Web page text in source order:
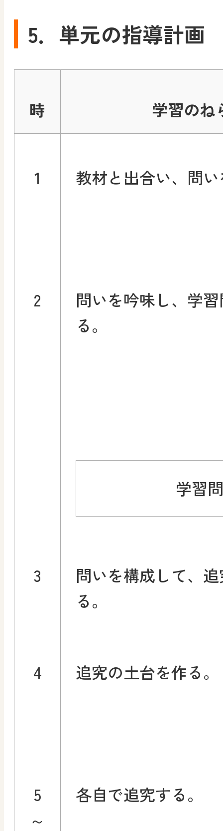
5．単元の指導計画
時 学習のね
1 教材と出合い、問
2
問いを吟味し、学
る。
学習
3
問いを構成して、
る。
4 追究の土台を作る。
5
～
各自で追究する。